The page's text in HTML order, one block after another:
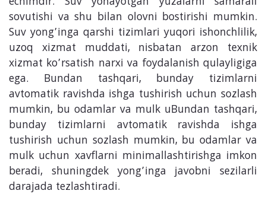
sovutishi va shu bilan olovni bostirishi mumkin.
Suv yong’inga qarshi tizimlari yuqori ishonchlilik,
uzoq xizmat muddati, nisbatan arzon texnik
xizmat ko’rsatish narxi va foydalanish qulayligiga
ega. Bundan tashqari, bunday tizimlarni
avtomatik ravishda ishga tushirish uchun sozlash
mumkin, bu odamlar va mulk uBundan tashqari,
bunday tizimlarni avtomatik ravishda ishga
tushirish uchun sozlash mumkin, bu odamlar va
mulk uchun xavflarni minimallashtirishga imkon
beradi, shuningdek yong’inga javobni sezilarli
darajada tezlashtiradi.